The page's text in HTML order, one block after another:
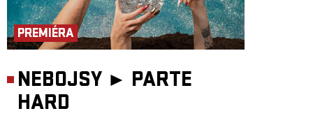
PREMIÉRA
NEBOJSY ► PARTE
HARD